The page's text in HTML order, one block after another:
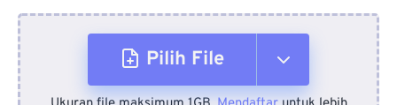
Pilih File